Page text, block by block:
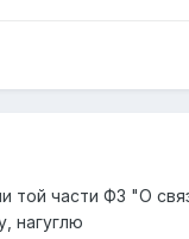
той части ФЗ "О
нагуглю